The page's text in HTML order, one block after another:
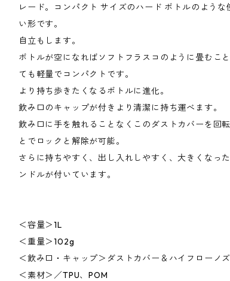
レード。コンパクト サイズのハード ボトルのような
い形です。
自立もします。
ボトルが空になればソフトフラスコのように畳むこ
ても軽量でコンパクトです。
より持ち歩きたくなるボトルに進化。
飲み口のキャップが付きより清潔に持ち運べます。
飲み口に手を触れることなくこのダストカバーを回
とでロックと解除が可能。
さらに持ちやすく、出し入れしやすく、大きくなっ
ンドルが付いています。
＜容量＞1L
＜重量＞102g
＜飲み口・キャップ＞ダストカバー＆ハイフローノ
＜素材＞／TPU、POM